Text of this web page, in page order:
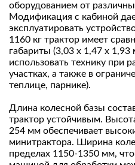
оборудованием от
Модификация с кабиной
эксплуатировать
1160 кг трактор имеет
габариты (3,03 х 1,47 х 1,93
использовать технику при
участках, а также в
теплице, парнике).
Длина колесной базы
трактор устойчивым.
254 мм обеспечивает
минитрактора. Ширина
пределах 1150-1350 мм, что